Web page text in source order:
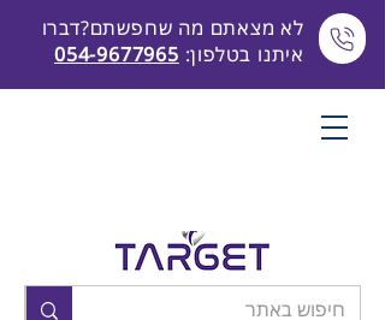
לא מצאתם מה שחפשתם?דברו
איתנו בטלפון: 054-9677965